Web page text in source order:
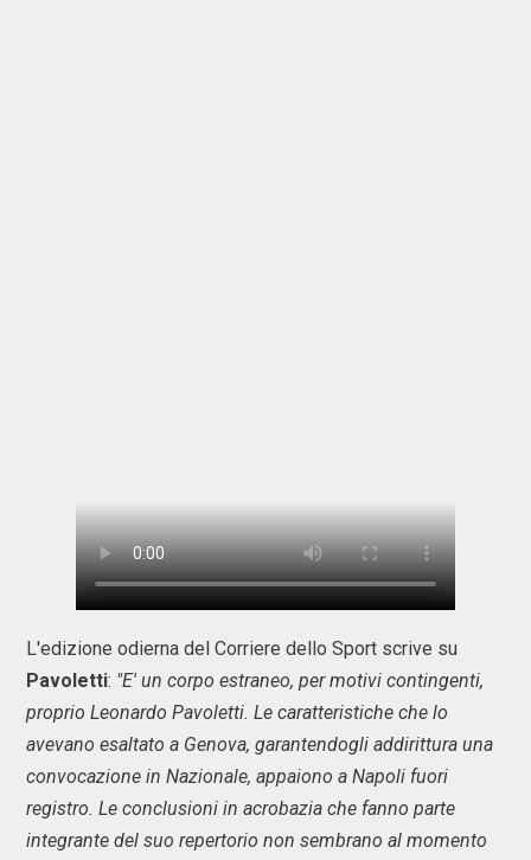
L'edizione odierna del Corriere dello Sport scrive su
Pavoletti: "E' un corpo estraneo, per motivi contingenti,
proprio Leonardo Pavoletti. Le caratteristiche che lo
avevano esaltato a Genova, garantendogli addirittura una
convocazione in Nazionale, appaiono a Napoli fuori
registro. Le conclusioni in acrobazia che fanno parte
integrante del suo repertorio non sembrano al momento